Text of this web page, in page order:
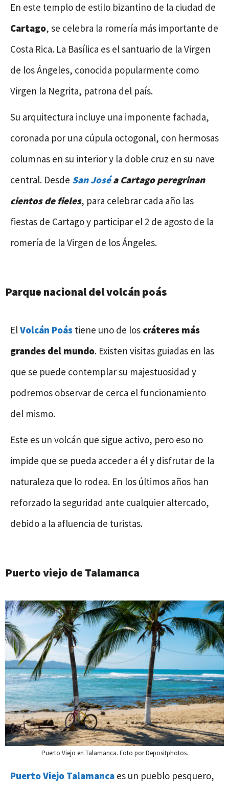
En este templo de estilo bizantino de la ciudad de
Cartago, se celebra la romería más importante de
Costa Rica. La Basílica es el santuario de la Virgen
de los Ángeles, conocida popularmente como
Virgen la Negrita, patrona del país.
Su arquitectura incluye una imponente fachada,
coronada por una cúpula octogonal, con hermosas
columnas en su interior y la doble cruz en su nave
central. Desde San Joséa Cartago peregrinan
cientos de fieles, para celebrar cada año las
fiestas de Cartago y participar el 2 de agosto de la
romería de la Virgen de los Ángeles.
Parque nacional del volcán poás
ElVolcán Poás tiene uno de los cráteres más
grandes del mundo. Existen visitas guiadas en las
que se puede contemplar su majestuosidad y
podremos observar de cerca el funcionamiento
del mismo.
Este es un volcán que sigue activo, pero eso no
impide que se pueda acceder a él y disfrutar de la
naturaleza que lo rodea. En los últimos años han
reforzado la seguridad ante cualquier altercado,
debido a la afluencia de turistas.
Puerto viejo de Talamanca
Puerto Viejo en Talamanca. Foto por Depositphotos.
Puerto Viejo Talamanca es un pueblo pesquero,